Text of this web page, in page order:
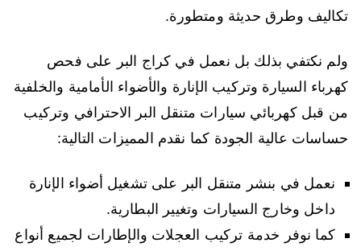
تكاليف وطرق حديثة ومتطورة.
ولم نكتفي بذلك بل نعمل في كراج البر على فحص
كهرباء السيارة وتركيب الإنارة والأضواء الأمامية والخلفية
من قبل كهربائي سيارات متنقل البر الاحترافي وتركيب
حساسات عالية الجودة كما نقدم المميزات التالية:
نعمل في بنشر متنقل البر على تشغيل أضواء الإنارة
داخل وخارج السيارات وتغيير البطارية.
كما نوفر خدمة تركيب العجلات والإطارات لجميع أنواع